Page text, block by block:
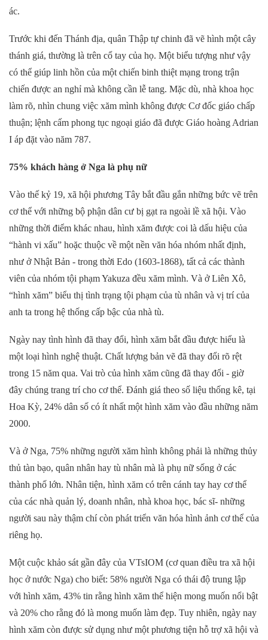
ác.
Trước khi đến Thánh địa, quân Thập tự chinh đã vẽ hình một cây
thánh giá, thường là trên cổ tay của họ. Một biểu tượng như vậy
có thể giúp linh hồn của một chiến binh thiệt mạng trong trận
chiến được an nghỉ mà không cần lễ tang. Mặc dù, nhà khoa học
làm rõ, nhìn chung việc xăm mình không được Cơ đốc giáo chấp
thuận; lệnh cấm phong tục ngoại giáo đã được Giáo hoàng Adrian
I áp đặt vào năm 787.
75% khách hàng ở Nga là phụ nữ
Vào thế kỷ 19, xã hội phương Tây bắt đầu gắn những bức vẽ trên
cơ thể với những bộ phận dân cư bị gạt ra ngoài lề xã hội. Vào
những thời điểm khác nhau, hình xăm được coi là dấu hiệu của
“hành vi xấu” hoặc thuộc về một nền văn hóa nhóm nhất định,
như ở Nhật Bản - trong thời Edo (1603-1868), tất cả các thành
viên của nhóm tội phạm Yakuza đều xăm mình. Và ở Liên Xô,
“hình xăm” biểu thị tình trạng tội phạm của tù nhân và vị trí của
anh ta trong hệ thống cấp bậc của nhà tù.
Ngày nay tình hình đã thay đổi, hình xăm bắt đầu được hiểu là
một loại hình nghệ thuật. Chất lượng bản vẽ đã thay đổi rõ rệt
trong 15 năm qua. Vai trò của hình xăm cũng đã thay đổi - giờ
đây chúng trang trí cho cơ thể. Đánh giá theo số liệu thống kê, tại
Hoa Kỳ, 24% dân số có ít nhất một hình xăm vào đầu những năm
2000.
Và ở Nga, 75% những người xăm hình không phải là những thủy
thủ tàn bạo, quân nhân hay tù nhân mà là phụ nữ sống ở các
thành phố lớn. Nhân tiện, hình xăm có trên cánh tay hay cơ thể
của các nhà quản lý, doanh nhân, nhà khoa học, bác sĩ- những
người sau này thậm chí còn phát triển văn hóa hình ảnh cơ thể của
riêng họ.
Một cuộc khảo sát gần đây của VTsIOM (cơ quan điều tra xã hội
học ở nước Nga) cho biết: 58% người Nga có thái độ trung lập
với hình xăm, 43% tin rằng hình xăm thể hiện mong muốn nổi bật
và 20% cho rằng đó là mong muốn làm đẹp. Tuy nhiên, ngày nay
hình xăm còn được sử dụng như một phương tiện hỗ trợ xã hội và